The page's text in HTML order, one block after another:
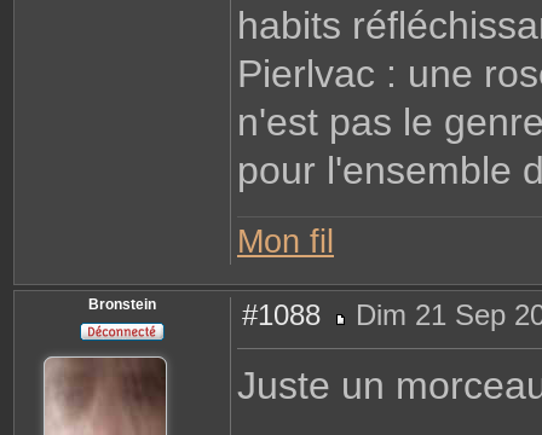
habits
Pierlvac : une
n'est pas le
pour l'ensemble
Mon fil
Bronstein #1088
e
Dim 21 Sep
Juste un